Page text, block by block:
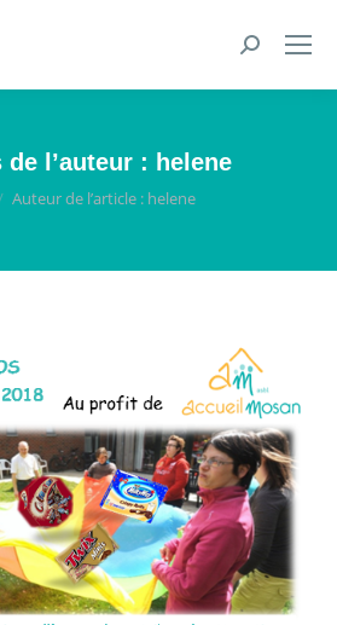
Search:
l’auteur : helene
ici :
Auteur de l’article : helene